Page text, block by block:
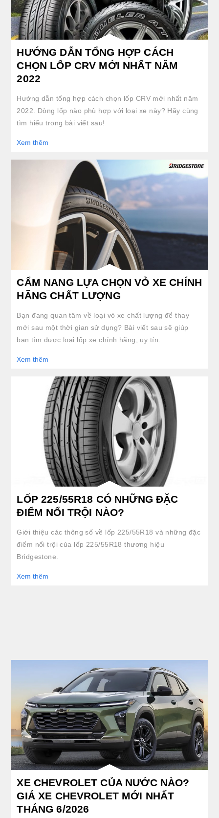
HƯỚNG DẪN TỔNG HỢP CÁCH
CHỌN LỐP CRV MỚI NHẤT NĂM
2022
Hướng dẫn tổng hợp cách chọn lốp CRV mới nhất năm
2022. Dòng lốp nào phù hợp với loại xe này? Hãy cùng
tìm hiểu trong bài viết sau!
Xem thêm
clickable image of CẨM NANG LỰA CHỌN VỎ XE CHÍNH HÃNG CHẤT LƯỢNG
CẨM NANG LỰA CHỌN VỎ XE CHÍNH
HÃNG CHẤT LƯỢNG
Bạn đang quan tâm về loại vỏ xe chất lượng để thay
mới sau một thời gian sử dụng? Bài viết sau sẽ giúp
bạn tìm được loại lốp xe chính hãng, uy tín.
Xem thêm
clickable image of LỐP 225/55R18 CÓ NHỮNG ĐẶC ĐIỂM NỔI TRỘI NÀO?
LỐP 225/55R18 CÓ NHỮNG ĐẶC
ĐIỂM NỔI TRỘI NÀO?
Giới thiệu các thông số về lốp 225/55R18 và những đặc
điểm nổi trội của lốp 225/55R18 thương hiệu
Bridgestone.
Xem thêm
XE CHEVROLET CỦA NƯỚC NÀO?
GIÁ XE CHEVROLET MỚI NHẤT
THÁNG 6/2026